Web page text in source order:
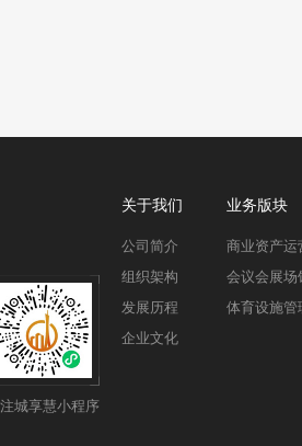
城享慧小程序
关于我们
公司简介
组织架构
发展历程
企业文化
业务版块
商业资产运
会议会展场
体育设施管